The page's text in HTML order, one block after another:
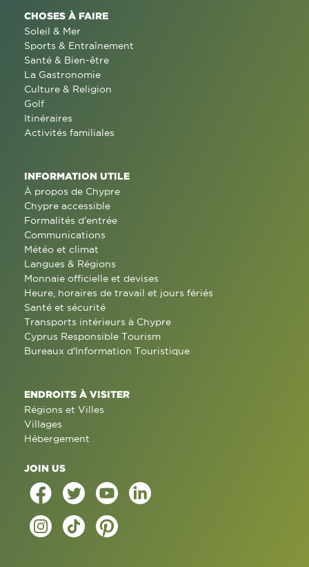
CHOSES À FAIRE
Soleil & Mer
Sports & Entraînement
Santé & Bien-être
La Gastronomie
Culture & Religion
Golf
Itinéraires
Activités familiales
INFORMATION UTILE
À propos de Chypre
Chypre accessible
Formalités d'entrée
Communications
Météo et climat
Langues & Régions
Monnaie officielle et devises
Heure, horaires de travail et jours fériés
Santé et sécurité
Transports intérieurs à Chypre
Cyprus Responsible Tourism
Bureaux d'Information Touristique
ENDROITS À VISITER
Régions et Villes
Villages
Hébergement
JOIN US